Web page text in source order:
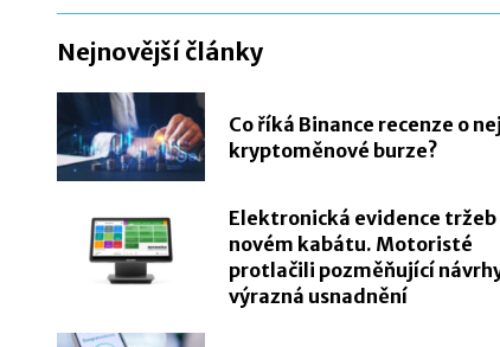
Nejnovější články
Co říká Binance recenze o
kryptoměnové burze?
Elektronická evidence tržeb
novém kabátu. Motoristé
protlačili pozměňující
výrazná usnadnění